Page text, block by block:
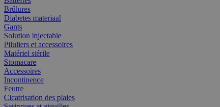
Brûlures
Diabetes materiaal
Gants
Solution injectable
Piluliers et accessoires
Matériel stérile
Stomacare
Accessoires
Incontinence
Feutre
Cicatrisation des plaies